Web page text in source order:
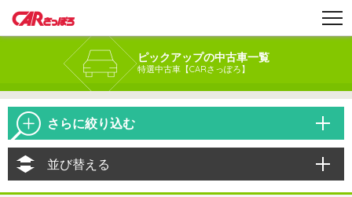
ピックアップの中古車一覧
特選中古車【CARさっぽろ】
さらに絞り込む
並び替える